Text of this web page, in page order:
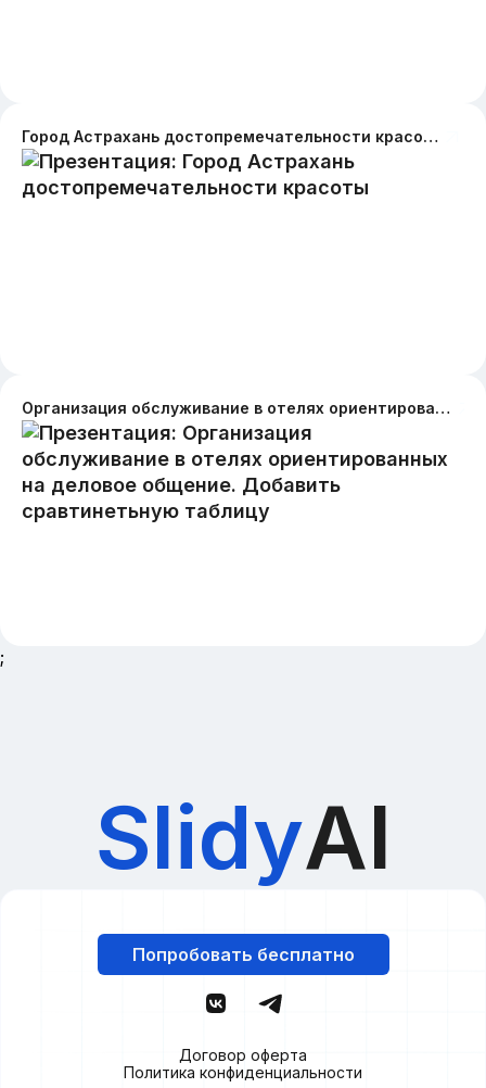
Город Астрахань достопремечательности красоты
Организация обслуживание в отелях ориентированных на деловое общение. Добавить сравтинетьную таблицу
;
SlidyAI
Попробовать бесплатно
Договор оферта
Политика конфиденциальности